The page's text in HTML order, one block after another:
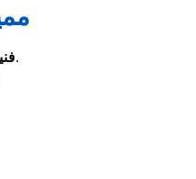
على أحدث أنظمة غسالات بيكو.